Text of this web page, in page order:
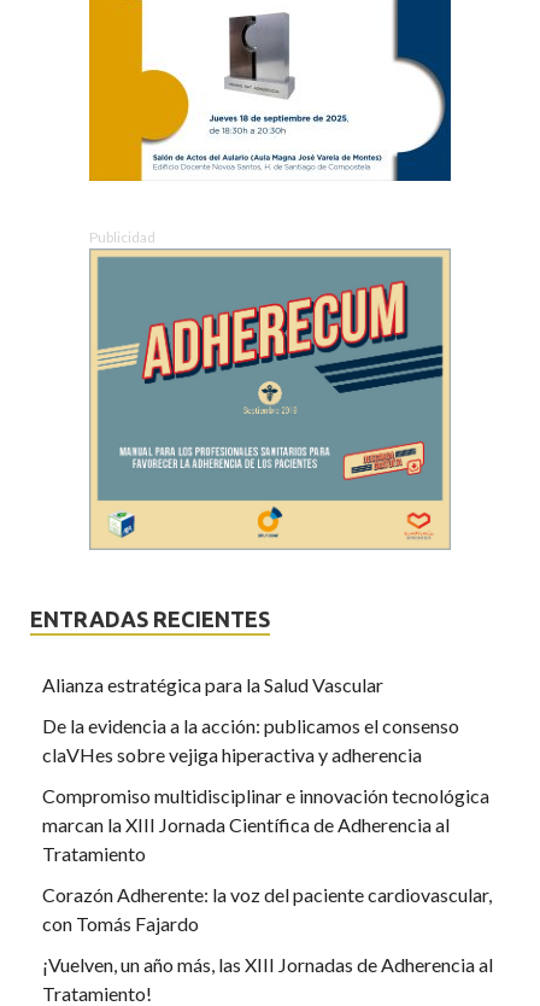
Publicidad
ENTRADAS RECIENTES
Alianza estratégica para la Salud Vascular
De la evidencia a la acción: publicamos el consenso
claVHes sobre vejiga hiperactiva y adherencia
Compromiso multidisciplinar e innovación tecnológica
marcan la XIII Jornada Científica de Adherencia al
Tratamiento
Corazón Adherente: la voz del paciente cardiovascular,
con Tomás Fajardo
¡Vuelven, un año más, las XIII Jornadas de Adherencia al
Tratamiento!